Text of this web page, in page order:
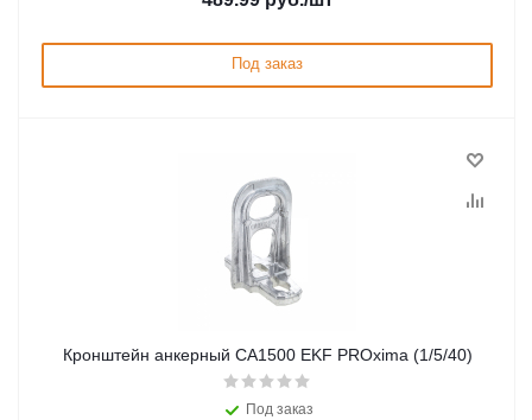
Под заказ
Кронштейн анкерный CА1500 EKF PROxima (1/5/40)
Под заказ